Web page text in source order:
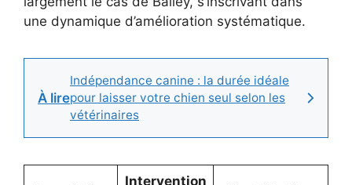
une dynamique d’amélioration systématique.
À lire
Indépendance canine : la durée idéale
pour laisser votre chien seul selon les
vétérinaires
Intervention